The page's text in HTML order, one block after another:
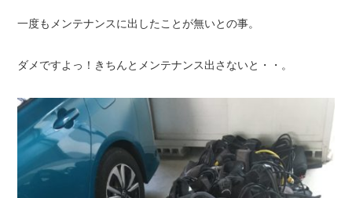
一度もメンテナンスに出したことが無いとの事。
ダメですよっ！きちんとメンテナンス出さないと・・。